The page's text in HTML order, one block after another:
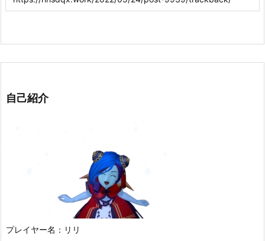
自己紹介
プレイヤー名：リリ